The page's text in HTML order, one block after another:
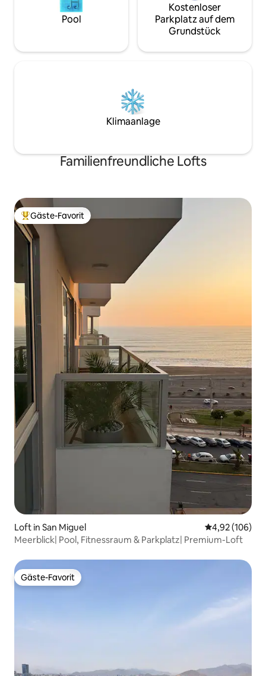
Pool
Kostenloser
Parkplatz auf dem
Grundstück
Klimaanlage
Familienfreundliche Lofts
Beliebter Gäste-Favorit.
Gäste-Favorit
Loft in San Miguel
4,92 (106)
Meerblick| Pool, Fitnessraum & Parkplatz| Premium-Loft
Gäste-Favorit
Gäste-Favorit